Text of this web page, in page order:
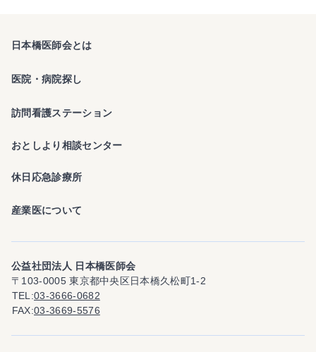
日本橋医師会とは
医院・病院探し
訪問看護ステーション
おとしより相談センター
休日応急診療所
産業医について
公益社団法人 日本橋医師会
〒103-0005 東京都中央区日本橋久松町1-2
TEL
03-3666-0682
FAX 03-3669-5576